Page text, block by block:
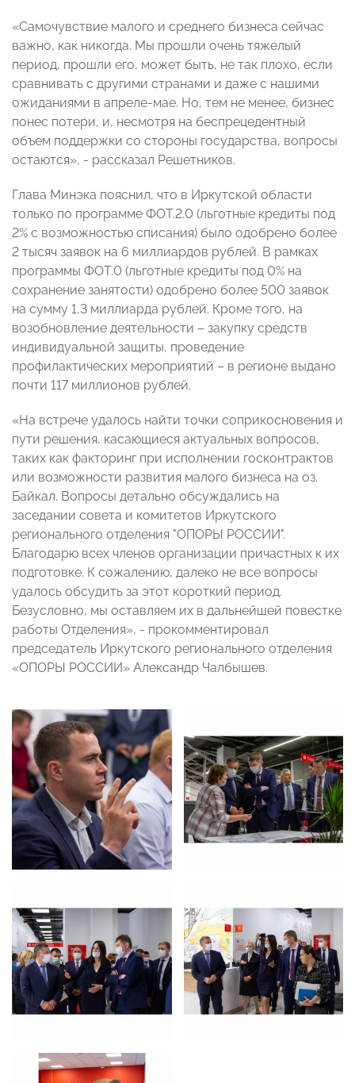
«Самочувствие малого и среднего бизнеса сейчас
важно, как никогда. Мы прошли очень тяжелый
период, прошли его, может быть, не так плохо, если
сравнивать с другими странами и даже с нашими
ожиданиями в апреле-мае. Но, тем не менее, бизнес
понес потери, и, несмотря на беспрецедентный
объем поддержки со стороны государства, вопросы
остаются», - рассказал Решетников.
Глава Минэка пояснил, что в Иркутской области
только по программе ФОТ.2.0 (льготные кредиты под
2% с возможностью списания) было одобрено более
2 тысяч заявок на 6 миллиардов рублей. В рамках
программы ФОТ.0 (льготные кредиты под 0% на
сохранение занятости) одобрено более 500 заявок
на сумму 1,3 миллиарда рублей. Кроме того, на
возобновление деятельности – закупку средств
индивидуальной защиты, проведение
профилактических мероприятий – в регионе выдано
почти 117 миллионов рублей.
«На встрече удалось найти точки соприкосновения и
пути решения, касающиеся актуальных вопросов,
таких как факторинг при исполнении госконтрактов
или возможности развития малого бизнеса на оз.
Байкал. Вопросы детально обсуждались на
заседании совета и комитетов Иркутского
регионального отделения "ОПОРЫ РОССИИ".
Благодарю всех членов организации причастных к их
подготовке. К сожалению, далеко не все вопросы
удалось обсудить за этот короткий период.
Безусловно, мы оставляем их в дальнейшей повестке
работы Отделения», - прокомментировал
председатель Иркутского регионального отделения
«ОПОРЫ РОССИИ» Александр Чалбышев.